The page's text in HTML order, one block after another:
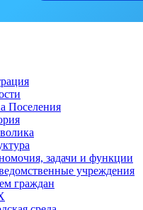
Поселения
задачи и функции
учреждения
граждан